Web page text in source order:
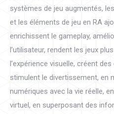
systèmes de jeu augmentés,
et les éléments de jeu en RA
enrichissent le gameplay,
l’utilisateur, rendent les jeux
l’expérience visuelle, créent
stimulent le divertissement, en
numériques avec la vie réelle,
virtuel, en superposant des